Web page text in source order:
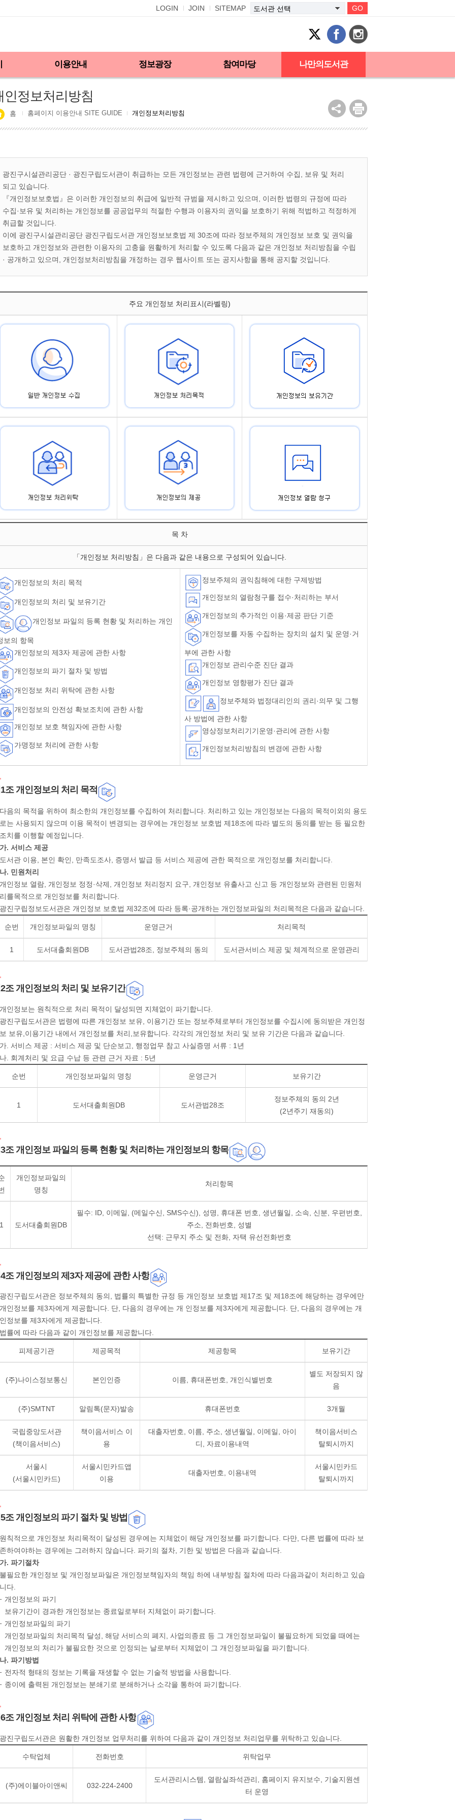
LOGIN JOIN SITEMAP GO
이용안내 정보광장 참여마당 나만의도서관
인정보처리방침
홈 홈페이지 이용안내 SITE GUIDE 개인정보처리방침
광진구시설관리공단 · 광진구립도서관이 취급하는 모든 개인정보는 관련 법령에 근거하여 수집, 보유 및 처리
되고 있습니다.
『개인정보보호법』은 이러한 개인정보의 취급에 일반적 규범을 제시하고 있으며, 이러한 법령의 규정에 따라
수집·보유 및 처리하는 개인정보를 공공업무의 적절한 수행과 이용자의 권익을 보호하기 위해 적법하고 적정하게
취급할 것입니다.
이에 광진구시설관리공단 광진구립도서관 개인정보보호법 제 30조에 따라 정보주체의 개인정보 보호 및 권익을
보호하고 개인정보와 관련한 이용자의 고충을 원활하게 처리할 수 있도록 다음과 같은 개인정보 처리방침을 수립
· 공개하고 있으며, 개인정보처리방침을 개정하는 경우 웹사이트 또는 공지사항을 통해 공지할 것입니다.
주요 개인정보 처리표시(라벨링)
목 차
「개인정보 처리방침」은 다음과 같은 내용으로 구성되어 있습니다.
개인정보의 처리 목적
개인정보의 처리 및 보유기간
개인정보 파일의 등록 현황 및 처리하는 개인
보의 항목
개인정보의 제3자 제공에 관한 사항
개인정보의 파기 절차 및 방법
개인정보 처리 위탁에 관한 사항
개인정보의 안전성 확보조치에 관한 사항
개인정보 보호 책임자에 관한 사항
가명정보 처리에 관한 사항
정보주체의 권익침해에 대한 구제방법
개인정보의 열람청구를 접수·처리하는 부서
개인정보의 추가적인 이용·제공 판단 기준
개인정보를 자동 수집하는 장치의 설치 및 운영·거
부에 관한 사항
개인정보 관리수준 진단 결과
개인정보 영향평가 진단 결과
정보주체와 법정대리인의 권리·의무 및 그행
사 방법에 관한 사항
영상정보처리기기운영·관리에 관한 사항
개인정보처리방침의 변경에 관한 사항
조 개인정보의 처리 목적
다음의 목적을 위하여 최소한의 개인정보를 수집하여 처리합니다. 처리하고 있는 개인정보는 다음의 목적이외의 용도
로는 사용되지 않으며 이용 목적이 변경되는 경우에는 개인정보 보호법 제18조에 따라 별도의 동의를 받는 등 필요한
조치를 이행할 예정입니다.
가. 서비스 제공
도서관 이용, 본인 확인, 만족도조사, 증명서 발급 등 서비스 제공에 관한 목적으로 개인정보를 처리합니다.
나. 민원처리
개인정보 열람, 개인정보 정정·삭제, 개인정보 처리정지 요구, 개인정보 유출사고 신고 등 개인정보와 관련된 민원처
리를목적으로 개인정보를 처리합니다.
광진구립정보도서관은 개인정보 보호법 제32조에 따라 등록·공개하는 개인정보파일의 처리목적은 다음과 같습니다.
순번 개인정보파일의 명칭 운영근거 처리목적
1 도서대출회원DB 도서관법28조, 정보주체의 동의 도서관서비스 제공 및 체계적으로 운영관리
조 개인정보의 처리 및 보유기간
개인정보는 원칙적으로 처리 목적이 달성되면 지체없이 파기합니다.
광진구립도서관은 법령에 따른 개인정보 보유, 이용기간 또는 정보주체로부터 개인정보를 수집시에 동의받은 개인정
보 보유,이용기간 내에서 개인정보를 처리,보유합니다. 각각의 개인정보 처리 및 보유 기간은 다음과 같습니다.
가. 서비스 제공 : 서비스 제공 및 단순보고, 행정업무 참고 사실증명 서류 : 1년
나. 회계처리 및 요급 수납 등 관련 근거 자료 : 5년
순번 개인정보파일의 명칭 운영근거 보유기간
1 도서대출회원DB 도서관법28조
정보주체의 동의 2년
(2년주기 재동의)
조 개인정보 파일의 등록 현황 및 처리하는 개인정보의 항목
개인정보파일의
명칭
처리항목
도서대출회원DB
필수: ID, 이메일, (메일수신, SMS수신), 성명, 휴대폰 번호, 생년월일, 소속, 신분, 우편번호,
주소, 전화번호, 성별
선택: 근무지 주소 및 전화, 자택 유선전화번호
조 개인정보의 제3자 제공에 관한 사항
광진구립도서관은 정보주체의 동의, 법률의 특별한 규정 등 개인정보 보호법 제17조 및 제18조에 해당하는 경우에만
개인정보를 제3자에게 제공합니다. 단, 다음의 경우에는 개 인정보를 제3자에게 제공합니다. 단, 다음의 경우에는 개
인정보를 제3자에게 제공합니다.
법률에 따라 다음과 같이 개인정보를 제공합니다.
피제공기관 제공목적 제공항목 보유기간
(주)나이스정보통신 본인인증 이름, 휴대폰번호, 개인식별번호
별도 저장되지 않
음
(주)SMTNT 알림톡(문자)발송 휴대폰번호 3개월
국립중앙도서관
(책이음서비스)
책이음서비스 이
용
대출자번호, 이름, 주소, 생년월일, 이메일, 아이
디, 자료이용내역
책이음서비스
탈퇴시까지
서울시
(서울시민카드)
서울시민카드앱
이용
대출자번호, 이용내역
서울시민카드
탈퇴시까지
조 개인정보의 파기 절차 및 방법
원칙적으로 개인정보 처리목적이 달성된 경우에는 지체없이 해당 개인정보를 파기합니다. 다만, 다른 법률에 따라 보
존하여야하는 경우에는 그러하지 않습니다. 파기의 절차, 기한 및 방법은 다음과 같습니다.
가. 파기절차
불필요한 개인정보 및 개인정보파일은 개인정보책임자의 책임 하에 내부방침 절차에 따라 다음과같이 처리하고 있습
니다.
개인정보의 파기
보유기간이 경과한 개인정보는 종료일로부터 지체없이 파기합니다.
개인정보파일의 파기
개인정보파일의 처리목적 달성, 해당 서비스의 폐지, 사업의종료 등 그 개인정보파일이 불필요하게 되었을 때에는
개인정보의 처리가 불필요한 것으로 인정되는 날로부터 지체없이 그 개인정보파일을 파기합니다.
나. 파기방법
전자적 형태의 정보는 기록을 재생할 수 없는 기술적 방법을 사용합니다.
종이에 출력된 개인정보는 분쇄기로 분쇄하거나 소각을 통하여 파기합니다.
조 개인정보 처리 위탁에 관한 사항
광진구립도서관은 원활한 개인정보 업무처리를 위하여 다음과 같이 개인정보 처리업무를 위탁하고 있습니다.
수탁업체 전화번호 위탁업무
(주)에이블아이앤씨 032-224-2400
도서관리시스템, 열람실좌석관리, 홈페이지 유지보수, 기술지원센
터 운영